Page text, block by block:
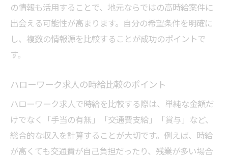
の情報も活用することで、地元ならではの高時給案件に
出会える可能性が高まります。自分の希望条件を明確に
し、複数の情報源を比較することが成功のポイントで
す。
ハローワーク求人の時給比較のポイント
ハローワーク求人で時給を比較する際は、単純な金額だ
けでなく「手当の有無」「交通費支給」「賞与」など、
総合的な収入を計算することが大切です。例えば、時給
が高くても交通費が自己負担だったり、残業が多い場合